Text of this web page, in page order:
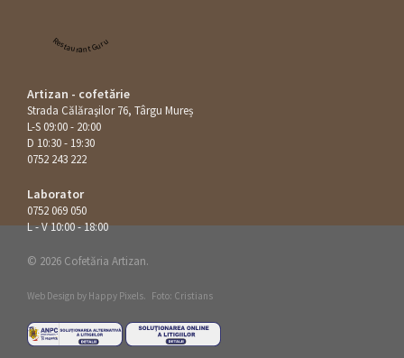
Restaurant Guru
Artizan - cofetărie
Strada Călăraşilor 76, Târgu Mureș
L-S 09:00 - 20:00
D 10:30 - 19:30
0752 243 222
Laborator
0752 069 050
L - V 10:00 - 18:00
© 2026 Cofetăria Artizan.
Web Design by Happy Pixels. Foto: Cristians